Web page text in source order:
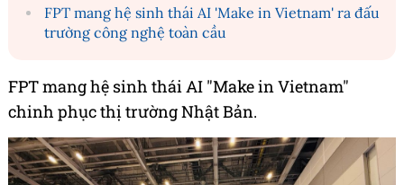
FPT mang hệ sinh thái AI 'Make in Vietnam' ra đấu
trường công nghệ toàn cầu
FPT mang hệ sinh thái AI "Make in Vietnam"
chinh phục thị trường Nhật Bản.